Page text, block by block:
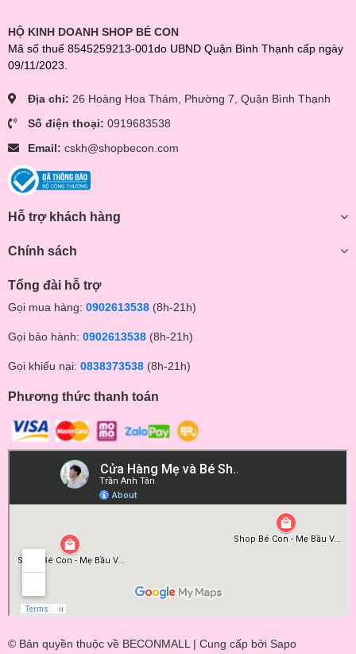
HỘ KINH DOANH SHOP BÉ CON
Mã số thuế 8545259213-001do UBND Quận Bình Thạnh cấp ngày
09/11/2023.
Địa chỉ: 26 Hoàng Hoa Thám, Phường 7, Quận Bình Thạnh
Số điện thoại: 0919683538
Email: cskh@shopbecon.com
Hỗ trợ khách hàng
Chính sách
Tổng đài hỗ trợ
Gọi mua hàng: 0902613538 (8h-21h)
Gọi bảo hành: 0902613538 (8h-21h)
Gọi khiếu nại: 0838373538 (8h-21h)
Phương thức thanh toán
© Bản quyền thuộc về BECONMALL | Cung cấp bởi Sapo